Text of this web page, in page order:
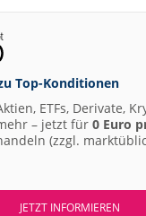
Top-Konditionen
ETFs, Derivate,
– jetzt für 0 Euro
(zzgl.
JETZT INFORMIEREN